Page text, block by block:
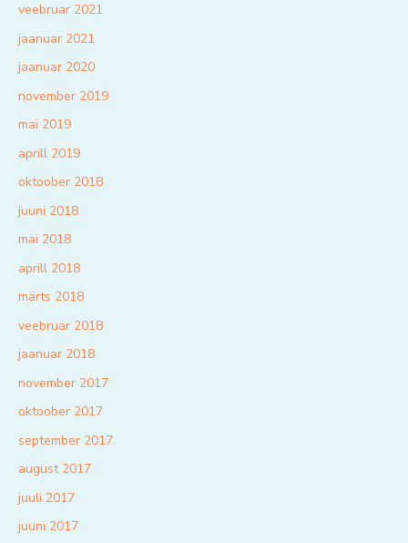
veebruar 2021
jaanuar 2021
jaanuar 2020
november 2019
mai 2019
aprill 2019
oktoober 2018
juuni 2018
mai 2018
aprill 2018
märts 2018
veebruar 2018
jaanuar 2018
november 2017
oktoober 2017
september 2017
august 2017
juuli 2017
juuni 2017